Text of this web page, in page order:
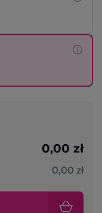
0,00 zł
0,00 zł